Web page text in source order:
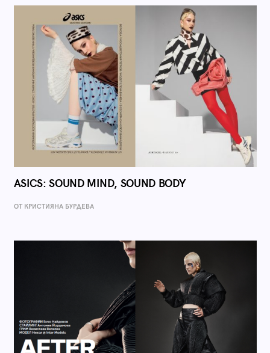
ASICS: SOUND MIND, SOUND BODY
ОТ КРИСТИЯНА БУРДЕВА